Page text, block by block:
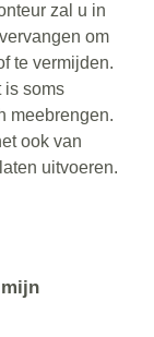
zal u in
om
te vermijden.
is soms
meebrengen.
ook van
uitvoeren.